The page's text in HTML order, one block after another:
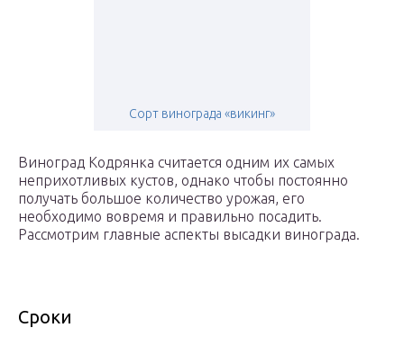
Сорт винограда «викинг»
Виноград Кодрянка считается одним их самых
неприхотливых кустов, однако чтобы постоянно
получать большое количество урожая, его
необходимо вовремя и правильно посадить.
Рассмотрим главные аспекты высадки винограда.
Сроки